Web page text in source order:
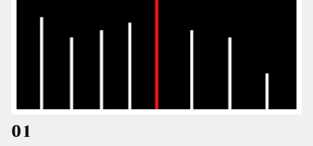
01